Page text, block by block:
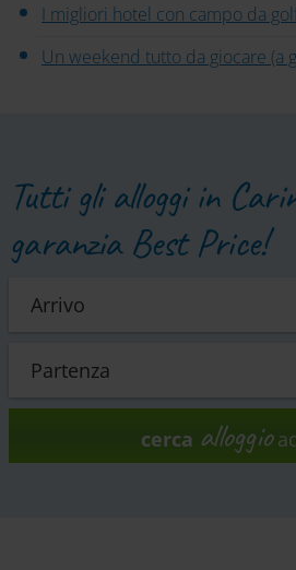
I migliori hotel con campo da
Un weekend tutto da giocare (a
Tutti gli alloggi in
garanzia Best Price!
cerca alloggio